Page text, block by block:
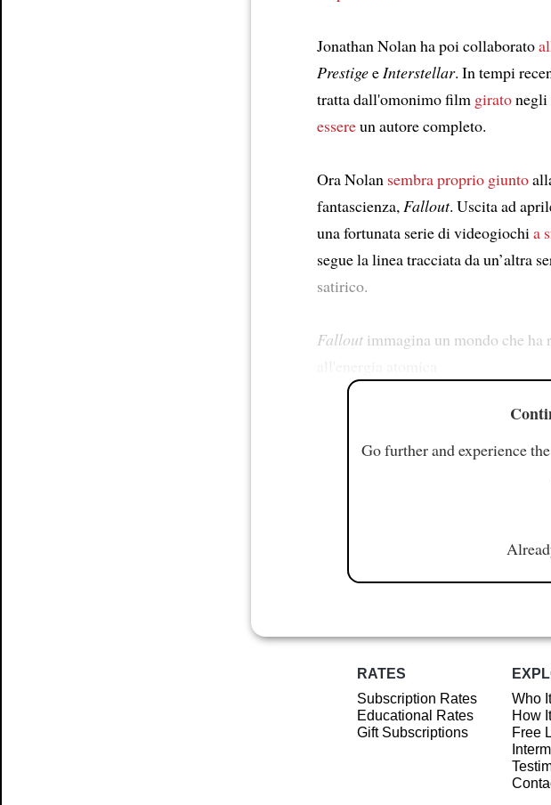
Jonathan Nolan ha poi collaborato
Prestigee Interstellar. In tempi
tratta dall'omonimo film giratonegli
essereun autore completo.
Ora Nolan sembra proprio giunto
fantascienza, Fallout. Uscita ad
una fortunata serie di videogiochi a
segue la linea tracciata da un’altra
satirico.
Fallout immagina un mondo che ha
Go further and experience
RATES
Subscription Rates
Educational Rates
Gift Subscriptions
Who
How
Free